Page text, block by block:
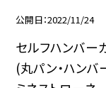
公開日 2022/11/24
セルフハンバー
(丸パン・ハンバ